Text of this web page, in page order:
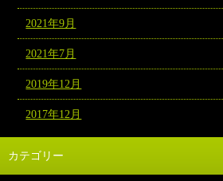
2021年9月
2021年7月
2019年12月
2017年12月
カテゴリー